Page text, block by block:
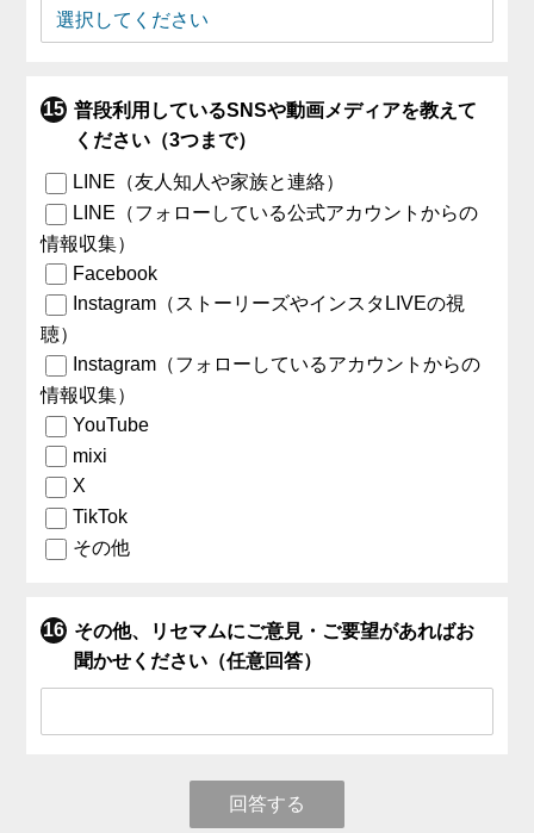
普段利用しているSNSや動画メディアを教えて
ください（3つまで）
LINE（友人知人や家族と連絡）
LINE（フォローしている公式アカウントからの
情報収集）
Facebook
Instagram（ストーリーズやインスタLIVEの視
聴）
Instagram（フォローしているアカウントからの
情報収集）
YouTube
mixi
X
TikTok
その他
その他、リセマムにご意見・ご要望があればお
聞かせください（任意回答）
回答する